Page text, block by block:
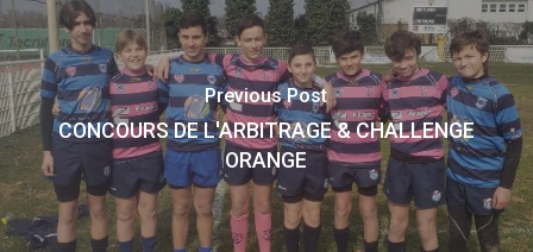
Previous Post
CONCOURS DE L'ARBITRAGE & CHALLENGE
ORANGE